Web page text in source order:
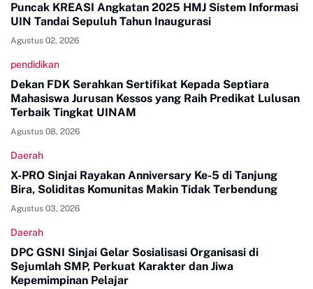
Puncak KREASI Angkatan 2025 HMJ Sistem Informasi
UIN Tandai Sepuluh Tahun Inaugurasi
Agustus 02, 2026
pendidikan
Dekan FDK Serahkan Sertifikat Kepada Septiara
Mahasiswa Jurusan Kessos yang Raih Predikat Lulusan
Terbaik Tingkat UINAM
Agustus 08, 2026
Daerah
X-PRO Sinjai Rayakan Anniversary Ke-5 di Tanjung
Bira, Soliditas Komunitas Makin Tidak Terbendung
Agustus 03, 2026
Daerah
DPC GSNI Sinjai Gelar Sosialisasi Organisasi di
Sejumlah SMP, Perkuat Karakter dan Jiwa
Kepemimpinan Pelajar